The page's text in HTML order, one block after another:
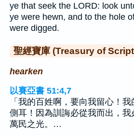
ye that seek the LORD: look
ye were hewn, and to the hole
were digged.
聖經寶庫 (Treasury of
hearken
以賽亞書 51:4,7
「我的百姓啊，要向我留心！
側耳！因為訓誨必從我而出，我
萬民之光。…